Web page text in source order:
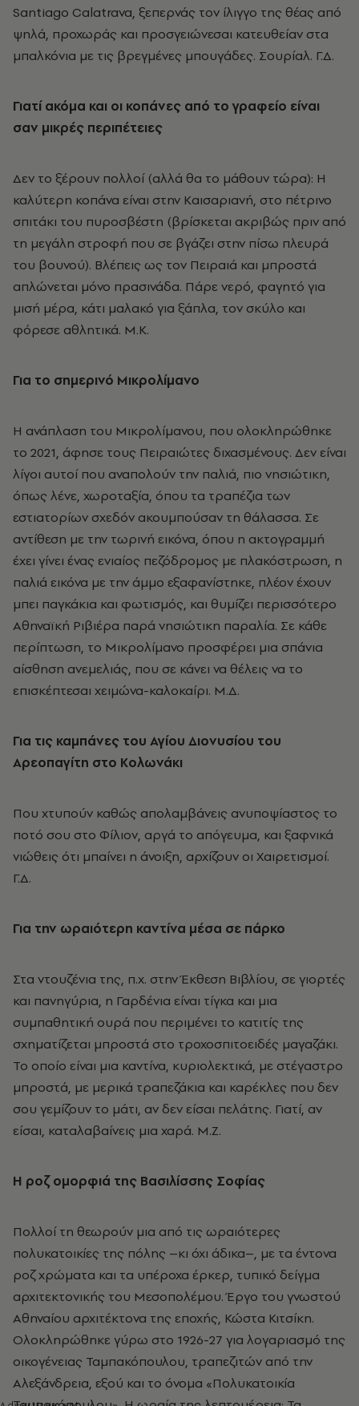
Santiago Calatrava, ξεπερνάς τον ίλιγγο της θέας από
ψηλά, προχωράς και προσγειώνεσαι κατευθείαν στα
μπαλκόνια με τις βρεγμένες μπουγάδες. Σουρίαλ. Γ.Δ.
Γιατί ακόμα και οι κοπάνες από το γραφείο είναι
σαν μικρές περιπέτειες
Δεν το ξέρουν πολλοί (αλλά θα το μάθουν τώρα): Η
καλύτερη κοπάνα είναι στην Kαισαριανή, στο πέτρινο
σπιτάκι του πυροσβέστη (βρίσκεται ακριβώς πριν από
τη μεγάλη στροφή που σε βγάζει στην πίσω πλευρά
του βουνού). Bλέπεις ως τον Πειραιά και μπροστά
απλώνεται μόνο πρασινάδα. Πάρε νερό, φαγητό για
μισή μέρα, κάτι μαλακό για ξάπλα, τον σκύλο και
φόρεσε αθλητικά. M.K.
Για το σημερινό Μικρολίμανο
Η ανάπλαση του Μικρολίμανου, που ολοκληρώθηκε
το 2021, άφησε τους Πειραιώτες διχασμένους. Δεν είναι
λίγοι αυτοί που αναπολούν την παλιά, πιο νησιώτικη,
όπως λένε, χωροταξία, όπου τα τραπέζια των
εστιατορίων σχεδόν ακουμπούσαν τη θάλασσα. Σε
αντίθεση με την τωρινή εικόνα, όπου η ακτογραμμή
έχει γίνει ένας ενιαίος πεζόδρομος με πλακόστρωση, η
παλιά εικόνα με την άμμο εξαφανίστηκε, πλέον έχουν
μπει παγκάκια και φωτισμός, και θυμίζει περισσότερο
Αθηναϊκή Ριβιέρα παρά νησιώτικη παραλία. Σε κάθε
περίπτωση, το Μικρολίμανο προσφέρει μια σπάνια
αίσθηση ανεμελιάς, που σε κάνει να θέλεις να το
επισκέπτεσαι χειμώνα-καλοκαίρι. Μ.Δ.
Για τις καμπάνες του Αγίου Διονυσίου του
Αρεοπαγίτη στο Κολωνάκι
Που χτυπούν καθώς απολαμβάνεις ανυποψίαστος το
ποτό σου στο Φίλιον, αργά το απόγευμα, και ξαφνικά
νιώθεις ότι μπαίνει η άνοιξη, αρχίζουν οι Χαιρετισμοί.
Γ.Δ.
Για την ωραιότερη καντίνα μέσα σε πάρκο
Στα ντουζένια της, π.χ. στην Έκθεση Βιβλίου, σε γιορτές
και πανηγύρια, η Γαρδένια είναι τίγκα και μια
συμπαθητική ουρά που περιμένει το κατιτίς της
σχηματίζεται μπροστά στο τροχοσπιτοειδές μαγαζάκι.
Το οποίο είναι μια καντίνα, κυριολεκτικά, με στέγαστρο
μπροστά, με μερικά τραπεζάκια και καρέκλες που δεν
σου γεμίζουν το μάτι, αν δεν είσαι πελάτης. Γιατί, αν
είσαι, καταλαβαίνεις μια χαρά. M.Z.
Η ροζ ομορφιά της Βασιλίσσης Σοφίας
Πολλοί τη θεωρούν μια από τις ωραιότερες
πολυκατοικίες της πόλης –κι όχι άδικα–, με τα έντονα
ροζ χρώματα και τα υπέροχα έρκερ, τυπικό δείγμα
αρχιτεκτονικής του Μεσοπολέμου. Έργο του γνωστού
Αθηναίου αρχιτέκτονα της εποχής, Κώστα Κιτσίκη.
Ολοκληρώθηκε γύρω στο 1926-27 για λογαριασμό της
οικογένειας Ταμπακόπουλου, τραπεζιτών από την
Αλεξάνδρεια, εξού και το όνομα «Πολυκατοικία